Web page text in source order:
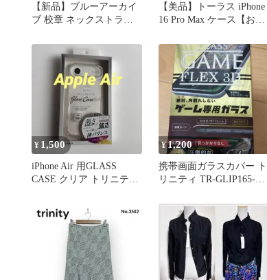
【新品】ブルーアーカイ
ブ 校章 ネックストラッ
セット
【美品】トーラス iPhone
16 Pro Max ケース【おま
¥ 1,500
iPhone Air 用GLASS
CASE クリア トリニティ
¥1,200
携帯画面ガラスカバー ト
リニティ TR-GLIP165-